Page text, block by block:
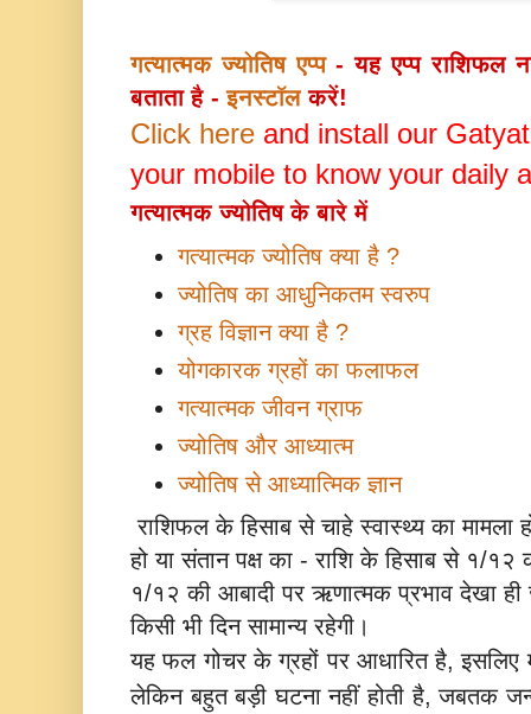
गत्यात्मक ज्योतिष एप्प - यह एप्प राशिफल
बताता है - इनस्टॉल करें!
Click here and install our
your mobile to know your daily
गत्यात्मक ज्योतिष के बारे में
गत्यात्मक ज्योतिष क्या है ?
ज्योतिष का आधुनिकतम स्वरुप
ग्रह विज्ञान क्या है ?
योगकारक ग्रहों का फलाफल
गत्यात्मक जीवन ग्राफ
ज्योतिष और आध्यात्म
ज्योतिष से आध्यात्मिक ज्ञान
राशिफल के हिसाब से चाहे स्वास्थ्य का मामला
हो या संतान पक्ष का - राशि के हिसाब से १/
१/१२ की आबादी पर ऋणात्मक प्रभाव देखा
किसी भी दिन सामान्य रहेगी।
यह फल गोचर के ग्रहों पर आधारित है, इसलिए
लेकिन बहुत बड़ी घटना नहीं होती है, जबतक